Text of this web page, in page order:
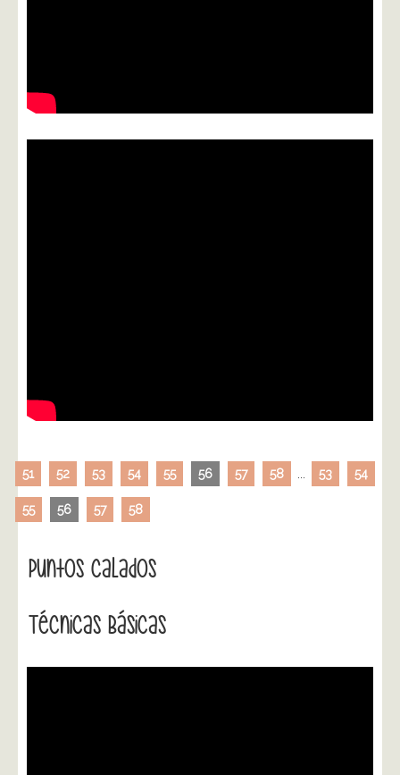
51 52 53 54 55 56 57 58 53 54
55 56 57 58
Puntos Calados
Técnicas Básicas